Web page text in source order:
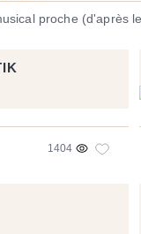
proche (d'après
1404